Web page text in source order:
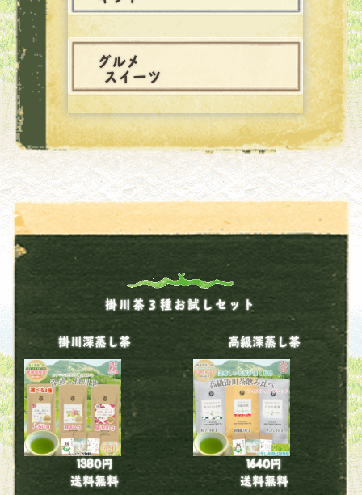
グルメ
スイーツ
掛川茶３種お試しセット
掛川深蒸し茶
1380円
送料無料
高級深蒸し茶
1640円
送料無料